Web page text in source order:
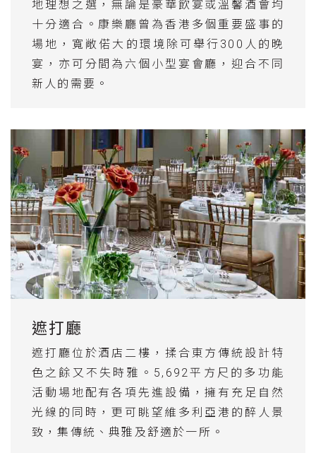
地理想之選，無論是豪華飲宴或溫馨酒會均
十分適合。康樂廳曾為香港多個重要盛事的
場地，寬敞偌大的環境除可舉行300人的晚
宴，亦可分間為六個小型宴會廳，迎合不同
新人的需要。
遮打廳
遮打廳位於酒店二樓，揉合東方傳統設計特
色之餘又不失時雅。5,692平方尺的多功能
活動場地配有各項先進設備，擁有充足自然
光線的同時，更可眺望維多利亞港的醉人景
致，集傳統、典雅及舒適於一所。